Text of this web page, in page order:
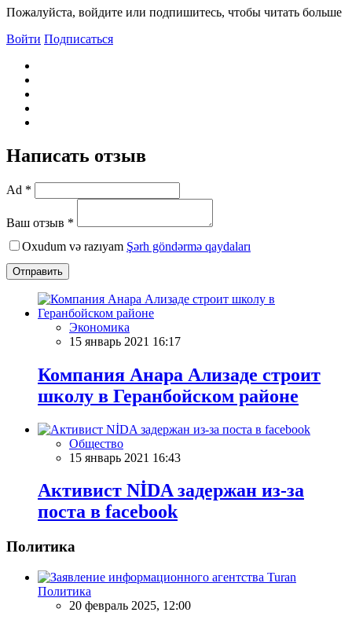
Пожалуйста, войдите или подпишитесь, чтобы читать больше
Войти Подписаться
Написать отзыв
Ad *
Ваш отзыв *
Oxudum və razıyam Şərh göndərmə qaydaları
Отправить
Экономика
15 январь 2021 16:17
Компания Анара Ализаде строит
школу в Геранбойском районе
Общество
15 январь 2021 16:43
Активист NİDA задержан из-за
поста в facebook
Политика
Политика
20 февраль 2025, 12:00